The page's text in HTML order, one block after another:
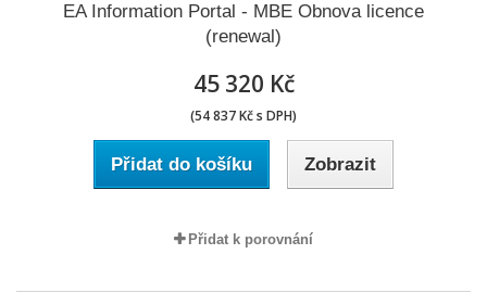
EA Information Portal - MBE Obnova licence
(renewal)
45 320 Kč
(54 837 Kč s DPH)
Přidat do košíku Zobrazit
Přidat k porovnání